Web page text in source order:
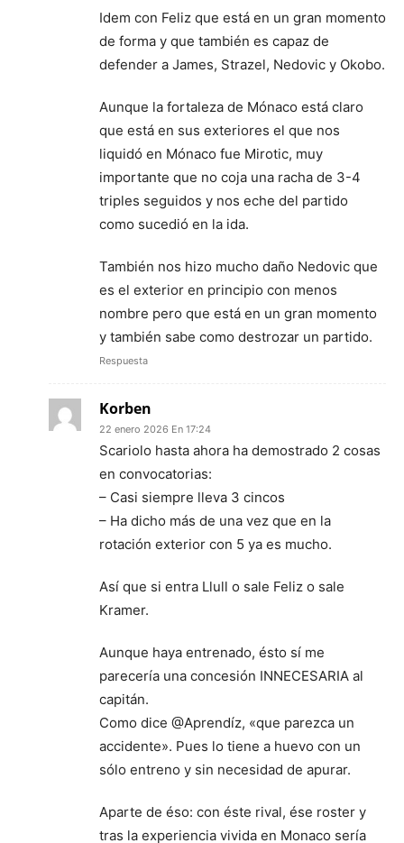
Idem con Feliz que está en un gran momento
de forma y que también es capaz de
defender a James, Strazel, Nedovic y Okobo.
Aunque la fortaleza de Mónaco está claro
que está en sus exteriores el que nos
liquidó en Mónaco fue Mirotic, muy
importante que no coja una racha de 3-4
triples seguidos y nos eche del partido
como sucedió en la ida.
También nos hizo mucho daño Nedovic que
es el exterior en principio con menos
nombre pero que está en un gran momento
y también sabe como destrozar un partido.
Respuesta
Korben
22 enero 2026 En 17:24
Scariolo hasta ahora ha demostrado 2 cosas
en convocatorias:
– Casi siempre lleva 3 cincos
– Ha dicho más de una vez que en la
rotación exterior con 5 ya es mucho.
Así que si entra Llull o sale Feliz o sale
Kramer.
Aunque haya entrenado, ésto sí me
parecería una concesión INNECESARIA al
capitán.
Como dice @Aprendíz, «que parezca un
accidente». Pues lo tiene a huevo con un
sólo entreno y sin necesidad de apurar.
Aparte de éso: con éste rival, ése roster y
tras la experiencia vivida en Monaco sería